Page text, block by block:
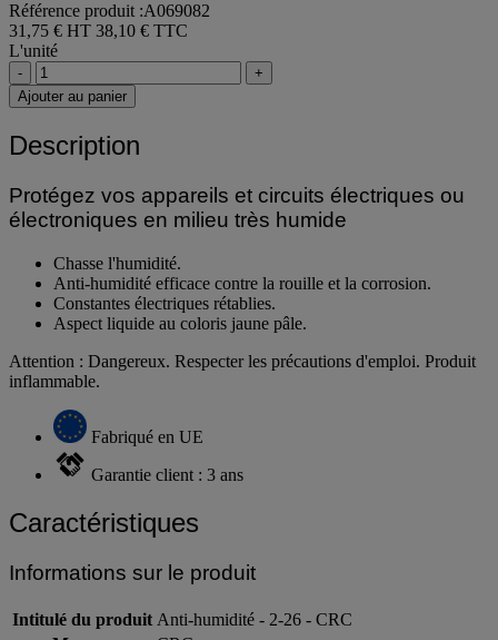
Référence produit :A069082
31,75 € HT 38,10 € TTC
L'unité
-
+
Ajouter au panier
Description
Protégez vos appareils et circuits électriques ou
électroniques en milieu très humide
Chasse l'humidité.
Anti-humidité efficace contre la rouille et la corrosion.
Constantes électriques rétablies.
Aspect liquide au coloris jaune pâle.
Attention : Dangereux. Respecter les précautions d'emploi. Produit
inflammable.
Fabriqué en UE
Garantie client : 3 ans
Caractéristiques
Informations sur le produit
Intitulé du produit Anti-humidité - 2-26 - CRC